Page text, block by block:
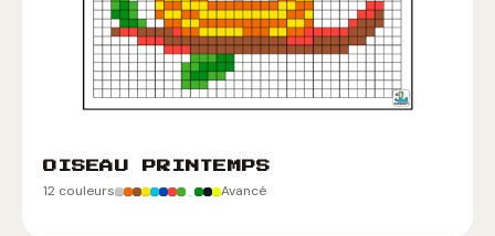
OISEAU PRINTEMPS
12 couleurs Avancé